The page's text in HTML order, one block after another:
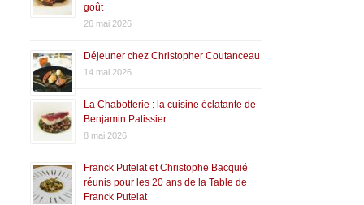
goût
26 mai 2026
Déjeuner chez Christopher Coutanceau
14 mai 2026
La Chabotterie : la cuisine éclatante de
Benjamin Patissier
8 mai 2026
Franck Putelat et Christophe Bacquié
réunis pour les 20 ans de la Table de
Franck Putelat